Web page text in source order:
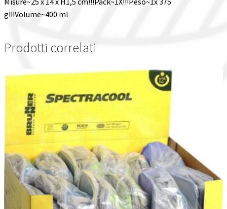
g!!!Volume~400 ml
Prodotti correlati